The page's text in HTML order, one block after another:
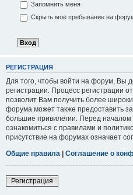
Запомнить меня
Скрыть мое пребывание на
РЕГИСТРАЦИЯ
Для того, чтобы войти на форум, Вы
регистрации. Процесс регистрации
позволит Вам получить более
форума может также предоставить
большие привилегии. Перед
ознакомиться с правилами и
присутствие на форумах означает
Общие правила | Соглашение о
Регистрация